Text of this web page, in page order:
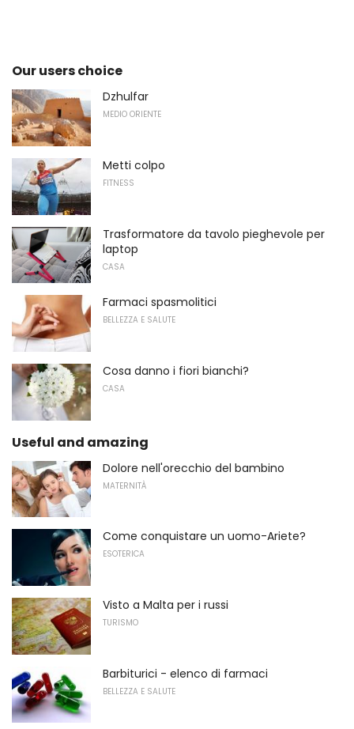
Our users choice
Dzhulfar
MEDIO ORIENTE
Metti colpo
FITNESS
Trasformatore da tavolo pieghevole per
laptop
CASA
Farmaci spasmolitici
BELLEZZA E SALUTE
Cosa danno i fiori bianchi?
CASA
Useful and amazing
Dolore nell'orecchio del bambino
MATERNITÀ
Come conquistare un uomo-Ariete?
ESOTERICA
Visto a Malta per i russi
TURISMO
Barbiturici - elenco di farmaci
BELLEZZA E SALUTE